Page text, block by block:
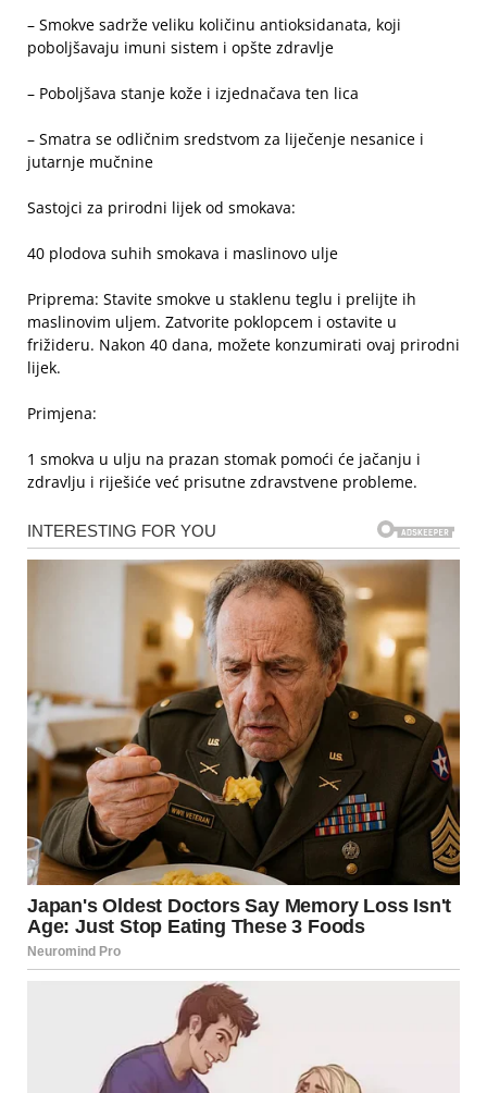
– Smokve sadrže veliku količinu antioksidanata, koji
poboljšavaju imuni sistem i opšte zdravlje
– Poboljšava stanje kože i izjednačava ten lica
– Smatra se odličnim sredstvom za liječenje nesanice i
jutarnje mučnine
Sastojci za prirodni lijek od smokava:
40 plodova suhih smokava i maslinovo ulje
Priprema: Stavite smokve u staklenu teglu i prelijte ih
maslinovim uljem. Zatvorite poklopcem i ostavite u
frižideru. Nakon 40 dana, možete konzumirati ovaj prirodni
lijek.
Primjena:
1 smokva u ulju na prazan stomak pomoći će jačanju i
zdravlju i riješiće već prisutne zdravstvene probleme.